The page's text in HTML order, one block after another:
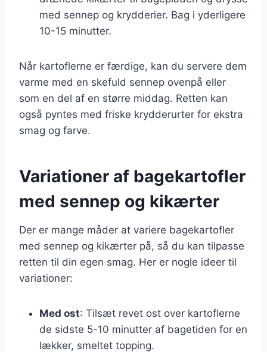
med sennep og krydderier. Bag i yderligere
10-15 minutter.
Når kartoflerne er færdige, kan du servere dem
varme med en skefuld sennep ovenpå eller
som en del af en større middag. Retten kan
også pyntes med friske krydderurter for ekstra
smag og farve.
Variationer af bagekartofler
med sennep og kikærter
Der er mange måder at variere bagekartofler
med sennep og kikærter på, så du kan tilpasse
retten til din egen smag. Her er nogle ideer til
variationer:
Med ost: Tilsæt revet ost over kartoflerne
de sidste 5-10 minutter af bagetiden for en
lækker, smeltet topping.